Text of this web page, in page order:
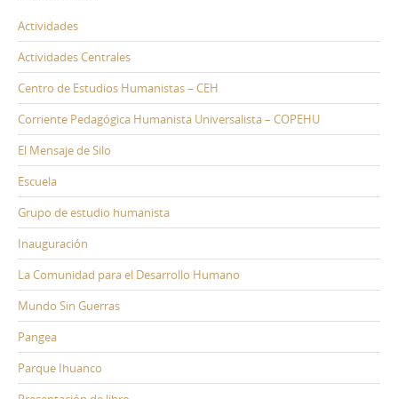
Actividades
Actividades Centrales
Centro de Estudios Humanistas – CEH
Corriente Pedagógica Humanista Universalista – COPEHU
El Mensaje de Silo
Escuela
Grupo de estudio humanista
Inauguración
La Comunidad para el Desarrollo Humano
Mundo Sin Guerras
Pangea
Parque Ihuanco